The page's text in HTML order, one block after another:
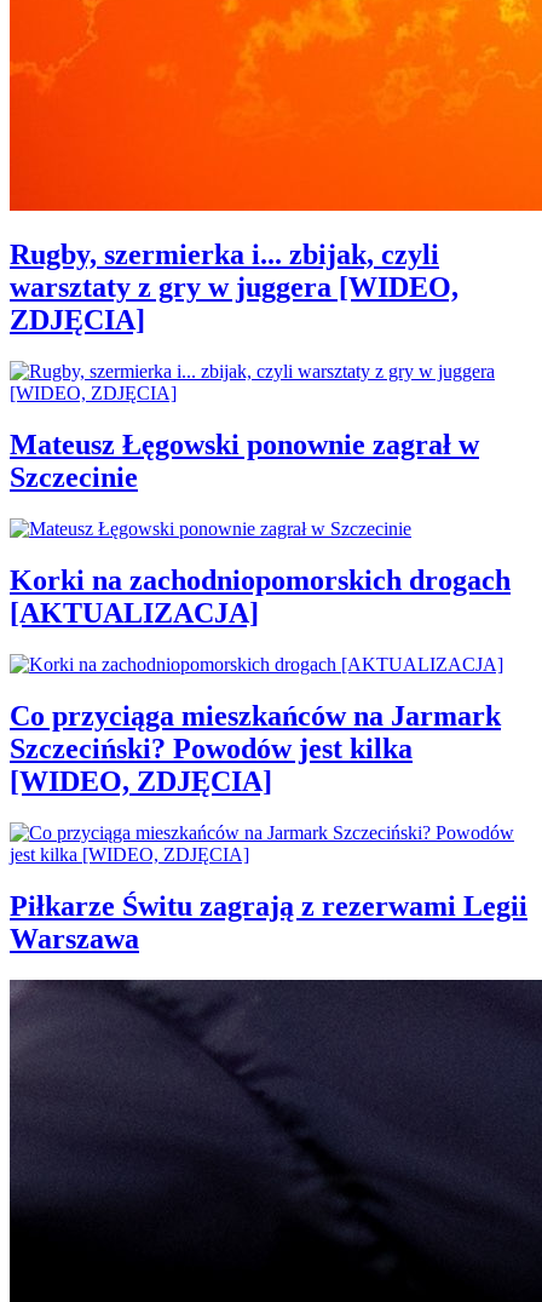
Rugby, szermierka i... zbijak, czyli
warsztaty z gry w juggera [WIDEO,
ZDJĘCIA]
Mateusz Łęgowski ponownie zagrał w
Szczecinie
Korki na zachodniopomorskich drogach
[AKTUALIZACJA]
Co przyciąga mieszkańców na Jarmark
Szczeciński? Powodów jest kilka
[WIDEO, ZDJĘCIA]
Piłkarze Świtu zagrają z rezerwami Legii
Warszawa